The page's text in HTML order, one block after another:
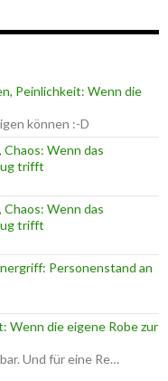
Peinlichkeit: Wenn die
können :-D
Wenn das
trifft
Wenn das
trifft
Personenstand an
Wenn die eigene Robe zur
Und für eine Re…